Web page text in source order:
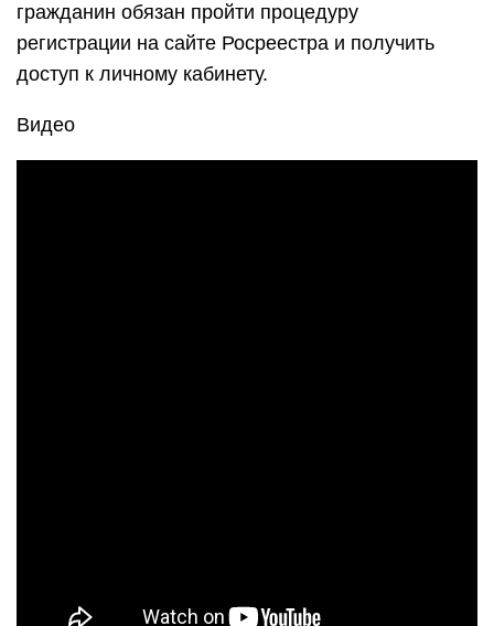
гражданин обязан пройти процедуру
регистрации на сайте Росреестра и получить
доступ к личному кабинету.
Видео